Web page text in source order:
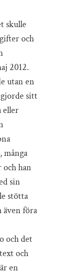
skulle
och
2012.
utan en
sitt
eller
många
och han
sin
stötta
föra
och det
och
en